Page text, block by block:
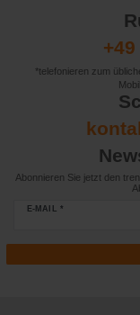
*telefonieren zum
Abonnieren Sie jetzt den
E-MAIL *